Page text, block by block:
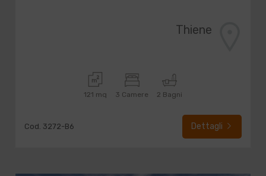
Thiene
121 mq 3 Camere 2 Bagni
Cod. 3272-B6 Dettagli